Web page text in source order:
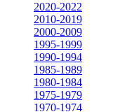
2020-2022
2010-2019
2000-2009
1995-1999
1990-1994
1985-1989
1980-1984
1975-1979
1970-1974